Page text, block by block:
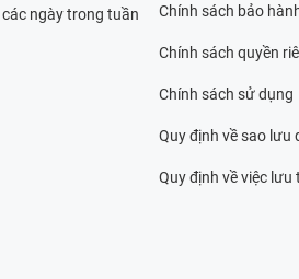
các ngày trong tuần Chính sách bảo
Chính sách quyền
Chính sách sử dụng
Quy định về sao lưu
Quy định về việc